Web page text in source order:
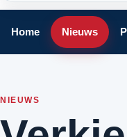
Home Nieuws
NIEUWS